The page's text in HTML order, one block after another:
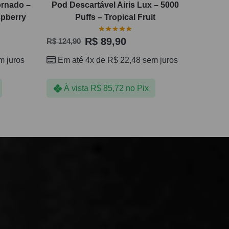
–
juros
Pod Descartável Airis Lux – 5000
Puffs – Tropical Fruit
R$124,90 R$89,90
Em até 4x de R$22,48 sem juros
À vista R$85,72 no Pix